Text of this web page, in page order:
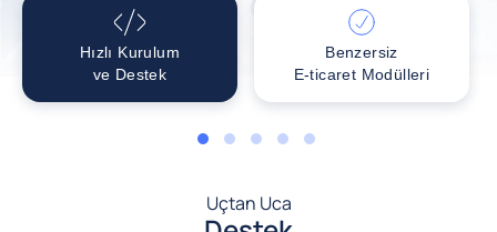
Hızlı Kurulum
ve Destek
Benzersiz
E-ticaret Modülleri
1 2 3 4 5
Uçtan Uca